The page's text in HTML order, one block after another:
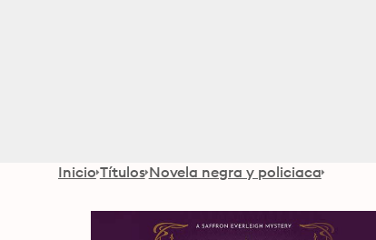
Inicio Títulos Novela negra y policiaca